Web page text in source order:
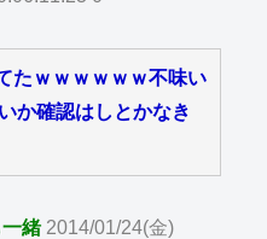
たｗｗｗｗｗｗ不味い
か確認はしとかなき
緒 2014/01/24(金)